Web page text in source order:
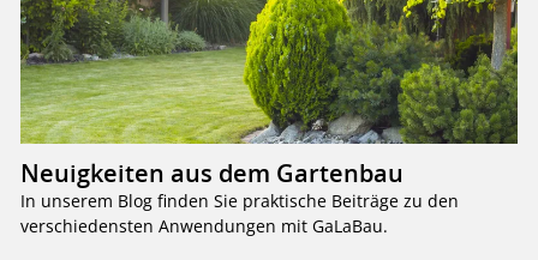
Neuigkeiten aus dem Gartenbau
In unserem Blog finden Sie praktische Beiträge zu den
verschiedensten Anwendungen mit GaLaBau.